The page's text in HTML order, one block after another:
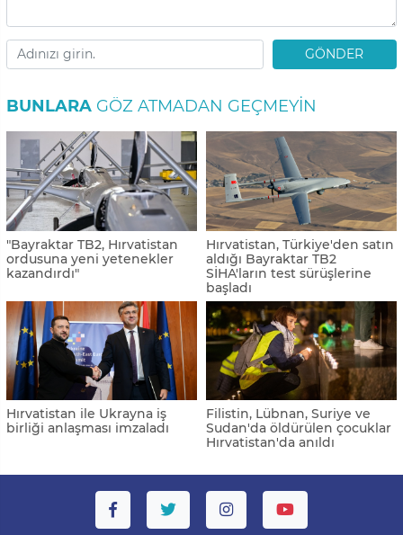
GÖNDER
BUNLARA GÖZ ATMADAN GEÇMEYIN
"Bayraktar TB2, Hırvatistan
ordusuna yeni yetenekler
kazandırdı"
Hırvatistan, Türkiye'den satın
aldığı Bayraktar TB2
SİHA'ların test sürüşlerine
başladı
Hırvatistan ile Ukrayna iş
birliği anlaşması imzaladı
Filistin, Lübnan, Suriye ve
Sudan'da öldürülen çocuklar
Hırvatistan'da anıldı